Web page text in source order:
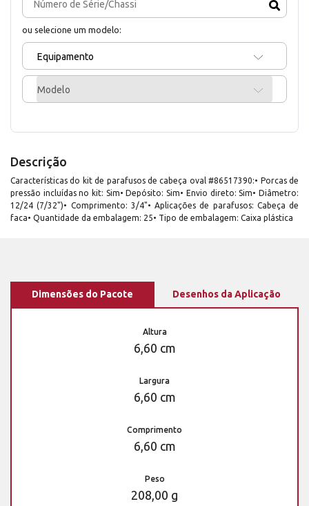
ou selecione um modelo:
Equipamento
Modelo
Descrição
Características do kit de parafusos de cabeça oval #86517390:• Porcas de
pressão incluídas no kit: Sim• Depósito: Sim• Envio direto: Sim• Diâmetro:
12/24 (7/32")• Comprimento: 3/4"• Aplicações de parafusos: Cabeça de
faca• Quantidade da embalagem: 25• Tipo de embalagem: Caixa plástica
Dimensões do Pacote Desenhos da Aplicação
Altura
6,60 cm
Largura
6,60 cm
Comprimento
6,60 cm
Peso
208,00 g